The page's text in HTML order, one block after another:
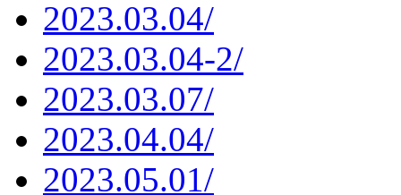
2023.03.04/
2023.03.04-2/
2023.03.07/
2023.04.04/
2023.05.01/